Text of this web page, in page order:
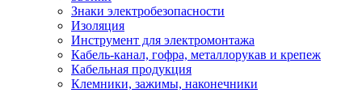
Знаки электробезопасности
Изоляция
Инструмент для электромонтажа
Кабель-канал, гофра, металлорукав и крепеж
Кабельная продукция
Клемники, зажимы, наконечники